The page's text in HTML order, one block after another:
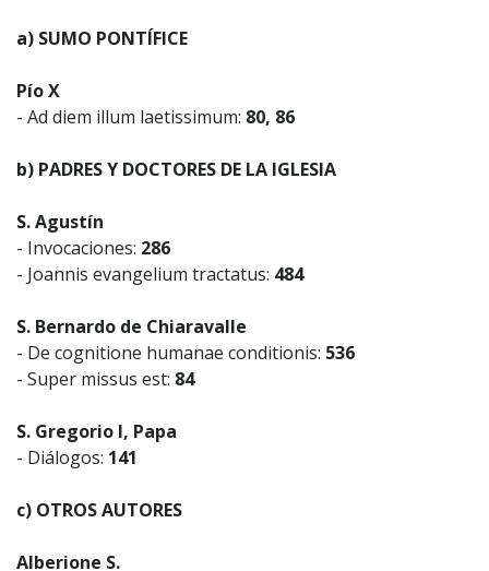
a) SUMO PONTÍFICE
Pío X
- Ad diem illum laetissimum: 80, 86
b) PADRES Y DOCTORES DE LA IGLESIA
S. Agustín
- Invocaciones: 286
- Joannis evangelium tractatus: 484
S. Bernardo de Chiaravalle
- De cognitione humanae conditionis: 536
- Super missus est: 84
S. Gregorio I, Papa
- Diálogos: 141
c) OTROS AUTORES
Alberione S.